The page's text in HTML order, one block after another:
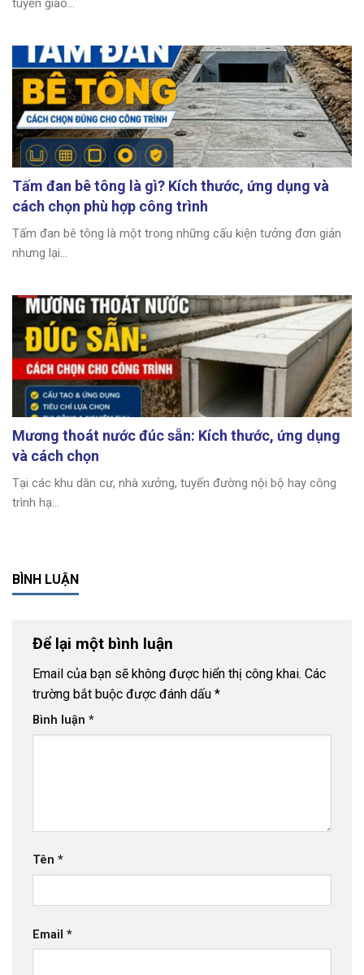
Tấm đan bê tông là gì? Kích thước, ứng dụng và
cách chọn phù hợp công trình
Tấm đan bê tông là một trong những cấu kiện tưởng đơn giản
nhưng lại...
Mương thoát nước đúc sẵn: Kích thước, ứng dụng
và cách chọn
Tại các khu dân cư, nhà xưởng, tuyến đường nội bộ hay công
trình hạ...
BÌNH LUẬN
Để lại một bình luận
Email của bạn sẽ không được hiển thị công khai. Các
trường bắt buộc được đánh dấu *
Bình luận *
Tên *
Email *